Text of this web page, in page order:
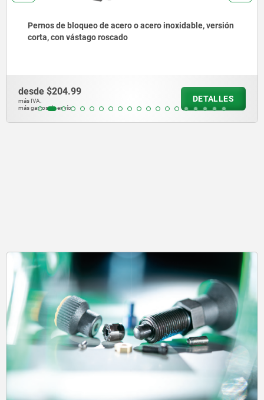
Pernos de bloqueo de acero o acero inoxidable con
anilla de tracción de acero inoxidable
desde $140.27
más IVA.
más gastos de envío
DETALLES